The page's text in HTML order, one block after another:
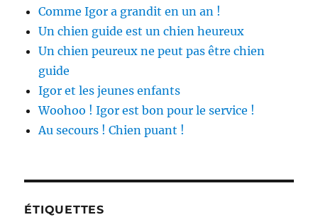
Comme Igor a grandit en un an !
Un chien guide est un chien heureux
Un chien peureux ne peut pas être chien
guide
Igor et les jeunes enfants
Woohoo ! Igor est bon pour le service !
Au secours ! Chien puant !
ÉTIQUETTES